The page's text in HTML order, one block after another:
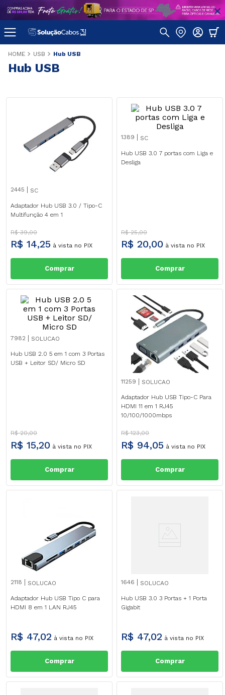
USB Hub USB
Hub USB
2445 SC
Adaptador Hub USB 3.0 / Tipo-C
Multifunção 4 em 1
R$ 39,00
R$ 14,25 à vista no PIX
Comprar
1389 SC
Hub USB 3.0 7 portas com Liga e
Desliga
R$ 25,00
R$ 20,00 à vista no PIX
Comprar
7982 SOLUCAO
Hub USB 2.0 5 em 1 com 3 Portas
USB + Leitor SD/ Micro SD
R$ 20,00
R$ 15,20 à vista no PIX
Comprar
11259 SOLUCAO
Adaptador Hub USB Tipo-C Para
HDMI 11 em 1 RJ45
10/100/1000mbps
R$ 123,00
R$ 94,05 à vista no PIX
Comprar
2118 SOLUCAO
Adaptador Hub USB Tipo C para
HDMI 8 em 1 LAN RJ45
R$ 47,02 à vista no PIX
Comprar
1646 SOLUCAO
Hub USB 3.0 3 Portas + 1 Porta
Gigabit
R$ 47,02 à vista no PIX
Comprar